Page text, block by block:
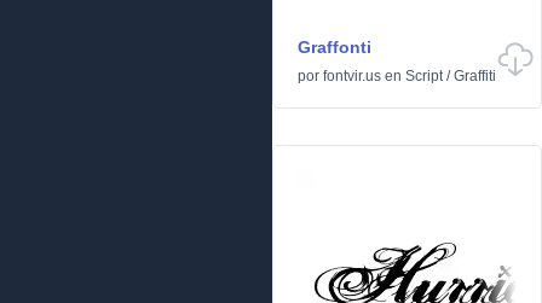
Graffonti
por fontvir.us en Script/Graffiti